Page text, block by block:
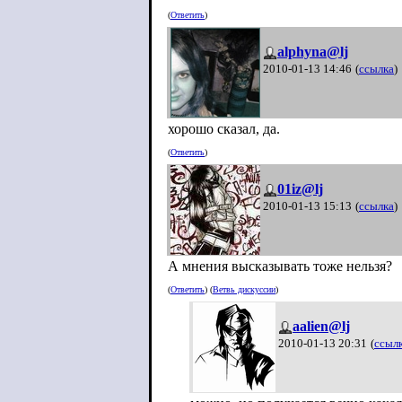
(Ответить)
alphyna@lj
2010-01-13 14:46 (ссылка)
хорошо сказал, да.
(Ответить)
01iz@lj
2010-01-13 15:13 (ссылка)
А мнения высказывать тоже нельзя?
(Ответить) (Ветвь дискуссии)
aalien@lj
2010-01-13 20:31 (